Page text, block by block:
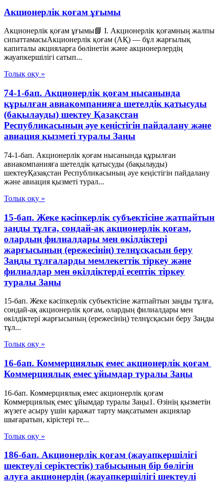
Акционерлік қоғам ұғымы
Акционерлік қоғам ұғымы📘 I. Акционерлік қоғамның жалпы
сипаттамасыАкционерлік қоғам (АҚ) — бұл жарғылық
капиталы акцияларға бөлінетін және акционерлердің
жауапкершілігі сатып...
Толық оқу »
74-1-бап. Акционерлік қоғам нысанында
құрылған авиакомпанияға шетелдік қатысуды
(бақылауды) шектеу Қазақстан
Республикасының әуе кеңістігін пайдалану және
авиация қызметі туралы Заңы
74-1-бап. Акционерлік қоғам нысанында құрылған
авиакомпанияға шетелдік қатысуды (бақылауды)
шектеуҚазақстан Республикасының әуе кеңістігін пайдалану
және авиация қызметі турал...
Толық оқу »
15-бап. Жеке кәсiпкерлiк субъектiсiне жатпайтын
заңды тұлға, сондай-ақ акционерлiк қоғам,
олардың филиалдары мен өкiлдiктерi
жарғысының (ережесiнiң) телнұсқасын беру
Заңды тұлғаларды мемлекеттік тіркеу және
филиалдар мен өкілдіктерді есептік тіркеу
туралы Заңы
15-бап. Жеке кәсiпкерлiк субъектiсiне жатпайтын заңды тұлға,
сондай-ақ акционерлiк қоғам, олардың филиалдары мен
өкiлдiктерi жарғысының (ережесiнiң) телнұсқасын беру Заңды
тұл...
Толық оқу »
16-бап. Коммерциялық емес акционерлiк қоғам
Коммерциялық емес ұйымдар туралы Заңы
16-бап. Коммерциялық емес акционерлiк қоғам
Коммерциялық емес ұйымдар туралы Заңы1. Өзiнiң қызметiн
жүзеге асыру үшiн қаражат тарту мақсатымен акциялар
шығаратын, кiрiстерi те...
Толық оқу »
186-бап. Акционерлік қоғам (жауапкершілігі
шектеулі серіктестік) табысының бір бөлігін
алуға акционердің (жауапкершілігі шектеулі